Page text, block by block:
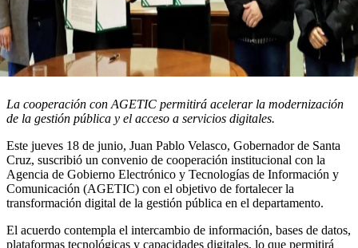
La cooperación con AGETIC permitirá acelerar la modernización
de la gestión pública y el acceso a servicios digitales.
Este jueves 18 de junio, Juan Pablo Velasco, Gobernador de Santa
Cruz, suscribió un convenio de cooperación institucional con la
Agencia de Gobierno Electrónico y Tecnologías de Información y
Comunicación (AGETIC) con el objetivo de fortalecer la
transformación digital de la gestión pública en el departamento.
El acuerdo contempla el intercambio de información, bases de datos,
plataformas tecnológicas y capacidades digitales, lo que permitirá